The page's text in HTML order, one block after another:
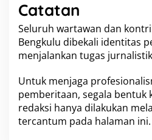
Catatan
Seluruh wartawan dan
Bengkulu dibekali identitas
menjalankan tugas
Untuk menjaga
pemberitaan, segala bentuk
redaksi hanya dilakukan
tercantum pada halaman ini.